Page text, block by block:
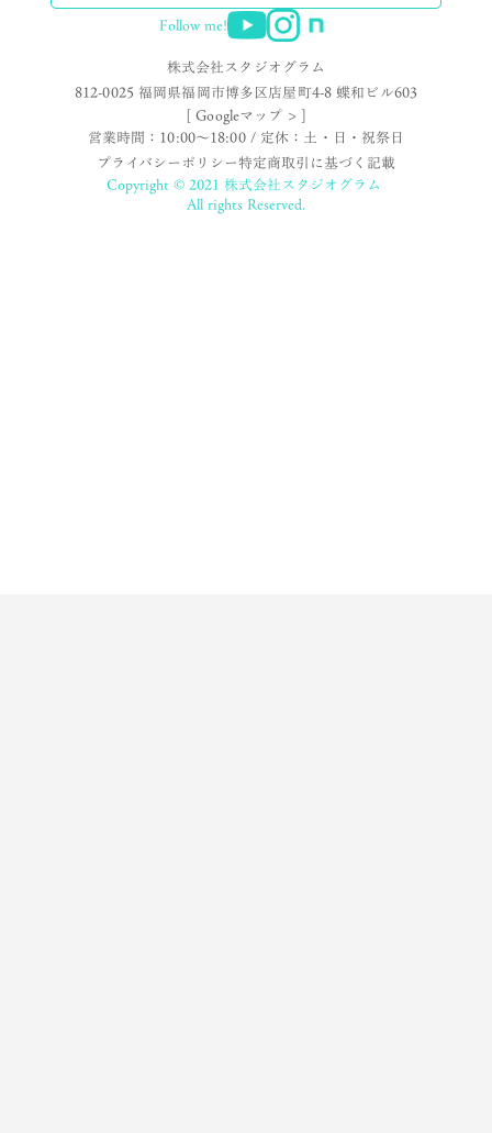
Follow me!
株式会社スタジオグラム
812-0025 福岡県福岡市博多区店屋町4-8 蝶和ビル603
[ Googleマップ > ]
営業時間：10:00〜18:00 / 定休：土・日・祝祭日
プライバシーポリシー特定商取引に基づく記載
Copyright © 2021 株式会社スタジオグラム
All rights Reserved.